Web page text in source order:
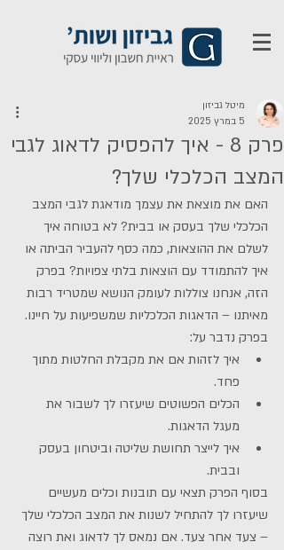
פרק 8 - איך להפסיק לדאוג לגבי
המצב הכלכלי שלך?
מיטל גביזון
5 במרץ 2025
האם את מוצאת את עצמך מודאגת לגבי המצב
הכלכלי שלך בעסק או בבית? לא בטוחה איך
לשלם את ההוצאות, כמה כסף להעביר הביתה או
איך להתמודד עם הוצאות בלתי צפויות? בפרק
הזה, אנחנו צוללות לעומק הנושא שמטריד רבות
מאיתנו – הדאגות הכלכליות שמשפיעות על חיינו.
בפרק נדבר על:
איך לזהות אם את מקבלת החלטות מתוך
פחד.
הכלים הפשוטים שיעזרו לך לשבור את
מעגל הדאגות.
איך לייצר תחושת שליטה וביטחון בעסק
ובבית.
בסוף הפרק תצאי עם תובנות וכלים מעשיים
שיעזרו לך להתחיל לשנות את המצב הכלכלי שלך
– צעד אחר צעד. אם נמאס לך לדאוג ואת רוצה